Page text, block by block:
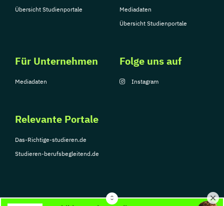
Übersicht Studienportale
Mediadaten
Übersicht Studienportale
Für Unternehmen
Mediadaten
Relevante Portale
Das-Richtige-studieren.de
Studieren-berufsbegleitend.de
Folge uns auf
Instagram